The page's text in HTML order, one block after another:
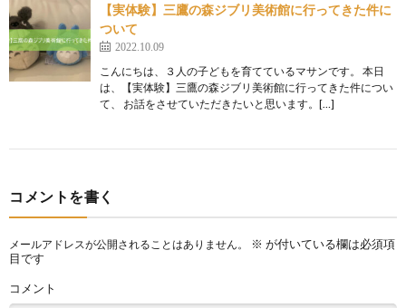
【実体験】三鷹の森ジブリ美術館に行ってきた件に
ついて
2022.10.09
こんにちは、３人の子どもを育てているマサンです。 本日
は、【実体験】三鷹の森ジブリ美術館に行ってきた件につい
て、 お話をさせていただきたいと思います。[…]
コメントを書く
メールアドレスが公開されることはありません。 ※ が付いている欄は必須項
目です
コメント